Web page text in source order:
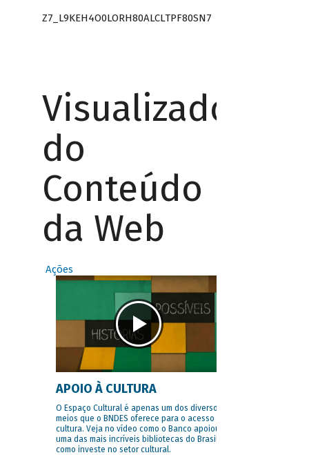
Z7_L9KEH4O0LORH80ALCLTPF80SN7
Visualizador
do
Conteúdo
da Web
Ações
APOIO À CULTURA
O Espaço Cultural é apenas um dos diversos
meios que o BNDES oferece para o acesso à
cultura. Veja no vídeo como o Banco apoiou
uma das mais incríveis bibliotecas do Brasil e
como investe no setor cultural.